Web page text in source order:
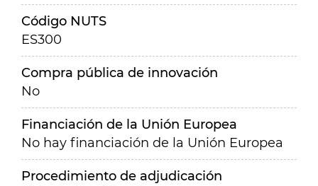
Código NUTS
ES300
Compra pública de innovación
No
Financiación de la Unión Europea
No hay financiación de la Unión Europea
Procedimiento de adjudicación